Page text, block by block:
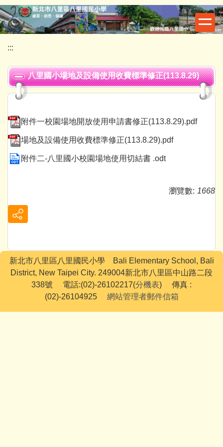
跳
到
主
容
區
:::
八里國小場地及設備使用收費標準修正(113.8.29)
附件一校園場地開放使用申請書修正(113.8.29).pdf
場地及設備使用收費標準修正(113.8.29).pdf
附件二-八里國小校園場地使用切結書 .odt
瀏覽數: 1668
新北市八里區八里國民小學 Bali Elementary School, Bali
District, New Taipei City. 249004新北市八里區中山路二段
338號 電話:(02)-26102217(分機表) 傳真 :
(02)-26104925
網站管理者郵件信箱